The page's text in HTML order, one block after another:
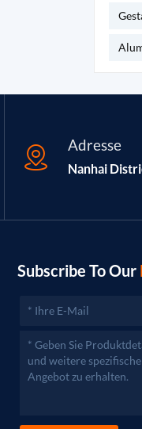
Adresse
Nanhai
Subscribe To Our